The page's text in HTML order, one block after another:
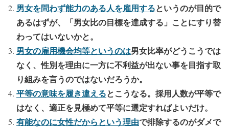
男女を問わず能力のある人を雇用するというのが目的で
あるはずが、「男女比の目標を達成する」ことにすり替
わってはいないかと。
男女の雇用機会均等というのは男女比率がどうこうでは
なく、性別を理由に一方に不利益が出ない事を目指す取
り組みを言うのではないだろうか。
平等の意味を履き違えるとこうなる。採用人数が平等で
はなく、適正を見極めて平等に選定すればよいだけ。
有能なのに女性だからという理由で排除するのがダメで